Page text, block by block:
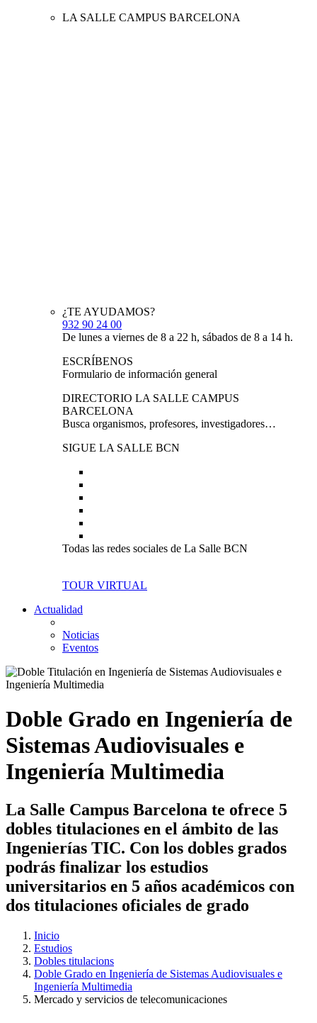
LA SALLE CAMPUS BARCELONA
¿TE AYUDAMOS?
932 90 24 00
De lunes a viernes de 8 a 22 h, sábados de 8 a 14 h.
ESCRÍBENOS
Formulario de información general
DIRECTORIO LA SALLE CAMPUS
BARCELONA
Busca organismos, profesores, investigadores…
SIGUE LA SALLE BCN
Todas las redes sociales de La Salle BCN
TOUR VIRTUAL
Actualidad
Noticias
Eventos
Doble Grado en Ingeniería de
Sistemas Audiovisuales e
Ingeniería Multimedia
La Salle Campus Barcelona te ofrece 5
dobles titulaciones en el ámbito de las
Ingenierías TIC. Con los dobles grados
podrás finalizar los estudios
universitarios en 5 años académicos con
dos titulaciones oficiales de grado
Inicio
Estudios
Dobles titulacions
Doble Grado en Ingeniería de Sistemas Audiovisuales e
Ingeniería Multimedia
Mercado y servicios de telecomunicaciones